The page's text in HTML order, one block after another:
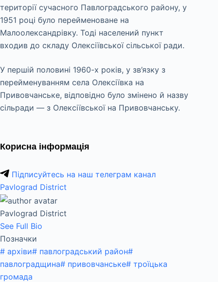
території сучасного Павлоградського району, у
1951 році було перейменоване на
Малоолександрівку. Тоді населений пункт
входив до складу Олексіївської сільської ради.
У першій половині 1960-х років, у зв’язку з
перейменуванням села Олексіївка на
Привовчанське, відповідно було змінено й назву
сільради — з Олексіївської на Привовчанську.
Корисна інформація
Підписуйтесь на наш телеграм канал
Pavlograd District
Pavlograd District
See Full Bio
Позначки
# архіви# павлоградський район#
павлоградщина# привовчанське# троїцька
громада